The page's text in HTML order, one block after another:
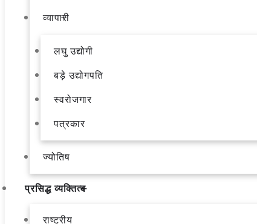
व्यापारी
लघु उद्योगी
बड़े उद्योगपति
स्वरोजगार
पत्रकार
ज्योतिष
प्रसिद्ध व्यक्तित्व
राष्ट्रीय